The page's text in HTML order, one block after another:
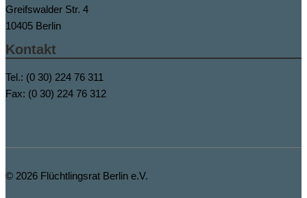
Greifswalder Str. 4
10405 Berlin
Kontakt
Tel.: (0 30) 224 76 311
Fax: (0 30) 224 76 312
© 2026 Flüchtlingsrat Berlin e.V.